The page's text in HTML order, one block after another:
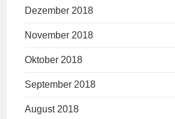
Dezember 2018
November 2018
Oktober 2018
September 2018
August 2018